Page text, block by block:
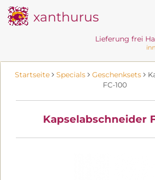
xanthurus
Lieferung frei
Startseite Specials Geschenksets
FC-100
Kapselabschneider